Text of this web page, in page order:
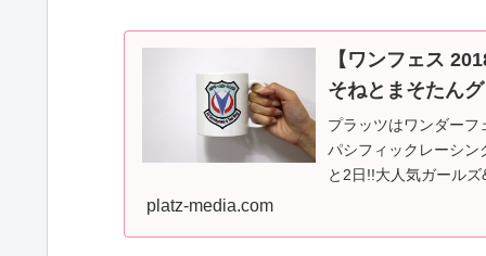
【ワンフェス
そねとまそたん
プラッツはワンダー
パシフィックレーシン
と2日!!大人気ガール
platz-media.com